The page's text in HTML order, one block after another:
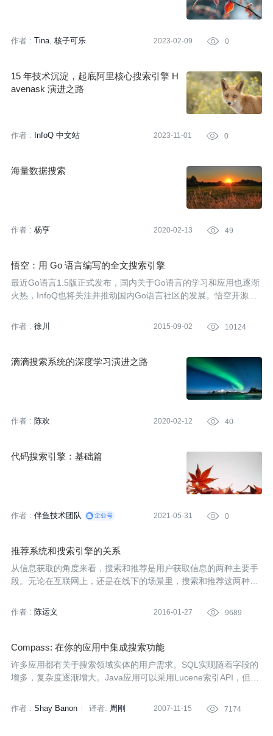
作者 : Tina 核子可乐 2023-02-09  0
15 年技术沉淀，起底阿里核心搜索引擎 H
avenask 演进之路
作者 : InfoQ 中文站 2023-11-01  0
海量数据搜索
作者 : 杨亨 2020-02-13  49
悟空：用 Go 语言编写的全文搜索引擎
最近Go语言1.5版正式发布，国内关于Go语言的学习和应用也逐渐
火热，InfoQ也将关注并推动国内Go语言社区的发展。悟空开源项
辉，了解了这个项目背后的一些信息。
作者 : 徐川 2015-09-02  10124
滴滴搜索系统的深度学习演进之路
作者 : 陈欢 2020-02-12  40
代码搜索引擎：基础篇
作者 : 伴鱼技术团队 2021-05-31  0
推荐系统和搜索引擎的关系
从信息获取的角度来看，搜索和推荐是用户获取信息的两种主要手
段。无论在互联网上，还是在线下的场景里，搜索和推荐这两种方
系？区别和相似的地方有哪些？本文作者有幸同时具有搜索引擎和
推荐系统一线的技术产品开发经验，结合自己的实践经验来为大家
作者 : 陈运文 2016-01-27  9689
Compass: 在你的应用中集成搜索功能
许多应用都有关于搜索领域实体的用户需求。SQL实现随着字段的
增多，复杂度逐渐增大。Java应用可以采用Lucene索引API，但是
地在你的应用中使用Compass API。
作者 : Shay Banon 译者: 周刚 2007-11-15  7174